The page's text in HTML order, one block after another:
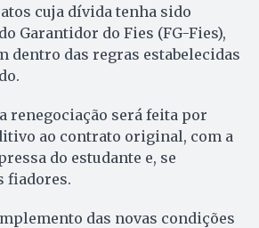
cuja dívida tenha sido
Garantidor do Fies (FG-Fies),
dentro das regras estabelecidas
renegociação será feita por
ao contrato original, com a
do estudante e, se
fiadores.
das novas condições